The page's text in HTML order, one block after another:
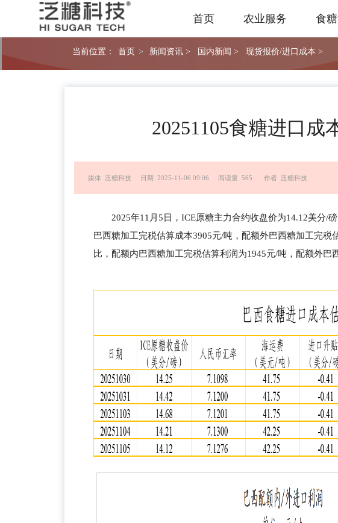
首页 农业服务 食
当前位置： 首页 > 新闻资讯 > 国内新闻 > 现货报价/进口成本 >
20251105食糖进口成
媒体 泛糖科技 日期 2025-11-06 09:06 阅读量 565 作者 泛糖科技
2025年11月5日，ICE原糖主力合约收盘价为14.12美分/
巴西糖加工完税估算成本3905元/吨，配额外巴西糖加工完税
比，配额内巴西糖加工完税估算利润为1945元/吨，配额外巴